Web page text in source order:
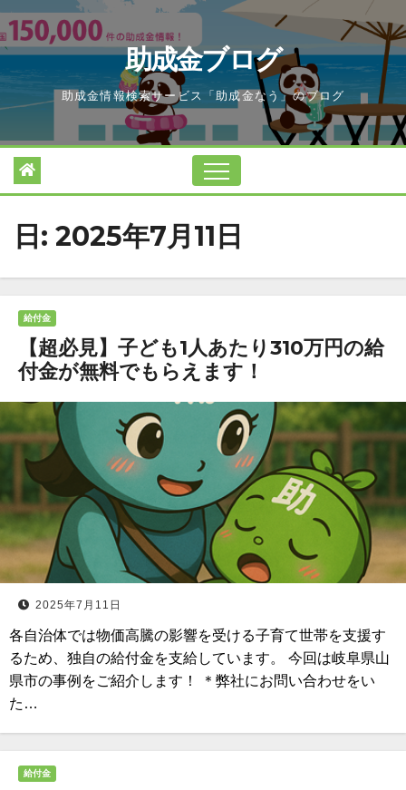
Skip
to
content
助成金ブログ
助成金情報検索サービス「助成金なう」のブログ
日: 2025年7月11日
給付金
【超必見】子ども1人あたり310万円の給
付金が無料でもらえます！
2025年7月11日
各自治体では物価高騰の影響を受ける子育て世帯を支援す
るため、独自の給付金を支給しています。 今回は岐阜県山
県市の事例をご紹介します！ ＊弊社にお問い合わせをい
た…
給付金